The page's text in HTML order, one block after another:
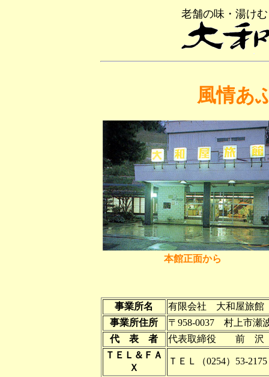
老舗の味・湯け
風情あ
本館正面から
事業所名
有限会社 大和屋旅館
事業所住所
〒958-0037 村上市瀬
代 表 者
代表取締役 前
ＴＥＬ＆ＦＡ
Ｘ
ＴＥＬ（0254）53-